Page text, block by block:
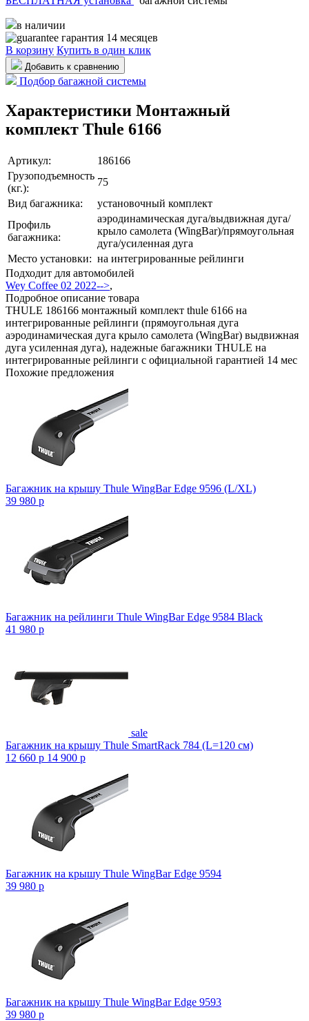
в наличии
гарантия 14 месяцев
В корзину Купить в один клик
Добавить к сравнению
Подбор багажной системы
Характеристики Монтажный
комплект Thule 6166
Артикул:
186166
Грузоподъемность
(кг.):
75
Вид багажника:
установочный комплект
Профиль
багажника:
аэродинамическая дуга/выдвижная дуга/
крыло самолета (WingBar)/прямоугольная
дуга/усиленная дуга
Место установки: на интегрированные рейлинги
Подходит для автомобилей
Wey Coffee 02 2022-->,
Подробное описание товара
THULE 186166 монтажный комплект thule 6166 на
интегрированные рейлинги (прямоугольная дуга
аэродинамическая дуга крыло самолета (WingBar) выдвижная
дуга усиленная дуга), надежные багажники THULE на
интегрированные рейлинги с официальной гарантией 14 мес
Похожие предложения
Багажник на крышу Thule WingBar Edge 9596 (L/XL)
39 980 p
Багажник на рейлинги Thule WingBar Edge 9584 Black
41 980 p
sale
Багажник на крышу Thule SmartRack 784 (L=120 см)
12 660 p 14 900 p
Багажник на крышу Thule WingBar Edge 9594
39 980 p
Багажник на крышу Thule WingBar Edge 9593
39 980 p